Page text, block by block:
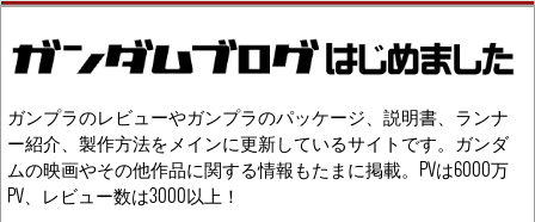
ガンプラのレビューやガンプラのパッケージ、説明書、ランナ
ー紹介、製作方法をメインに更新しているサイトです。ガンダ
ムの映画やその他作品に関する情報もたまに掲載。PVは6000万
PV、レビュー数は3000以上！